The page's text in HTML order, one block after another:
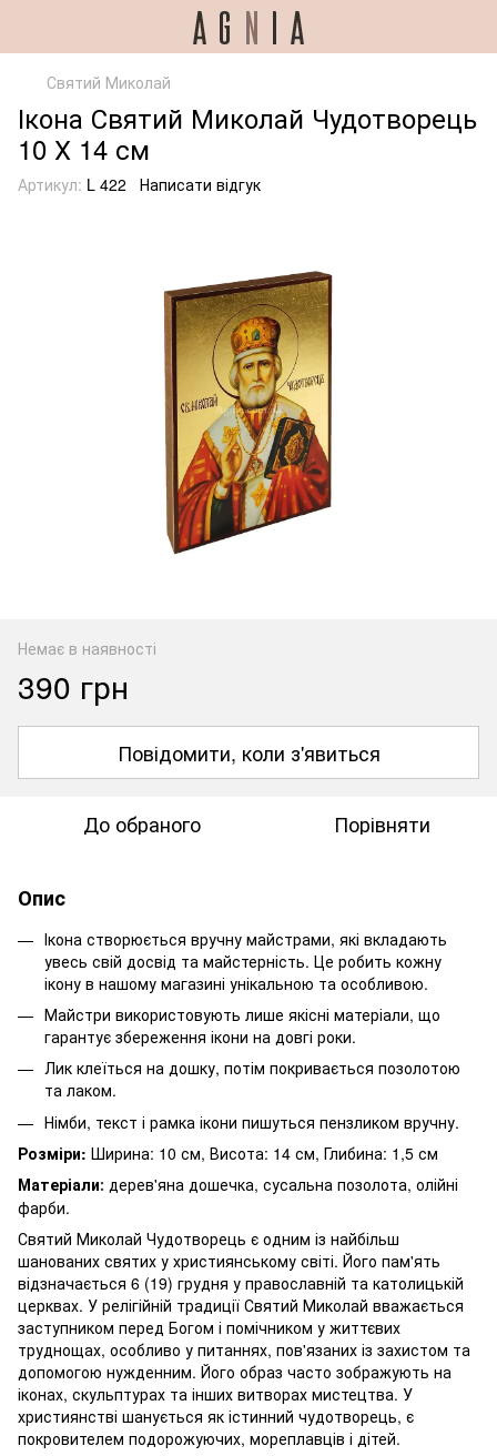
Святий Миколай
Ікона Святий Миколай Чудотворець
10 Х 14 см
Артикул: L 422 Написати відгук
Немає в наявності
390 грн
Повідомити, коли з'явиться
До обраного Порівняти
Опис
Ікона створюється вручну майстрами, які вкладають
увесь свій досвід та майстерність. Це робить кожну
ікону в нашому магазині унікальною та особливою.
Майстри використовують лише якісні матеріали, що
гарантує збереження ікони на довгі роки.
Лик клеїться на дошку, потім покривається позолотою
та лаком.
Німби, текст і рамка ікони пишуться пензликом вручну.
Розміри: Ширина: 10 см, Висота: 14 см, Глибина: 1,5 см
Матеріали: дерев'яна дошечка, сусальна позолота, олійні
фарби.
Святий Миколай Чудотворець є одним із найбільш
шанованих святих у християнському світі. Його пам'ять
відзначається 6 (19) грудня у православній та католицькій
церквах. У релігійній традиції Святий Миколай вважається
заступником перед Богом і помічником у життєвих
труднощах, особливо у питаннях, пов'язаних із захистом та
допомогою нужденним. Його образ часто зображують на
іконах, скульптурах та інших витворах мистецтва. У
християнстві шанується як істинний чудотворець, є
покровителем подорожуючих, мореплавців і дітей.